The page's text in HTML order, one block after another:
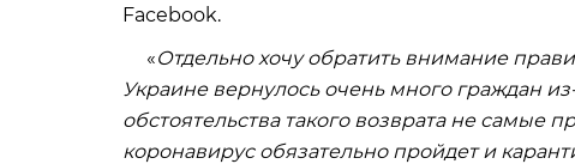
Facebook.
«Отдельно хочу обратить внимание
Украине вернулось очень много граждан
обстоятельства такого возврата не самые
коронавирус обязательно пройдет и